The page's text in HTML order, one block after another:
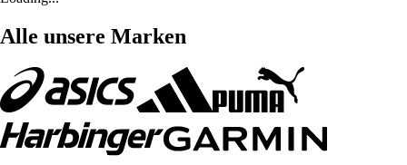
Alle unsere Marken